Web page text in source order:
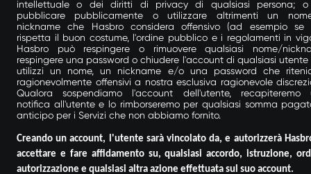
intellettuale o dei diritti di privacy di qualsiasi persona; o
pubblicare pubblicamente o utilizzare altrimenti un
nickname che Hasbro considera offensivo (ad esempio se
rispetta il buon costume, l'ordine pubblico e i regolamenti in
Hasbro può respingere o rimuovere qualsiasi nome/
respingere una password o chiudere l'account di qualsiasi utente
utilizzi un nome, un nickname e/o una password che
ragionevolmente offensivi a nostra esclusiva ragionevole
Qualora sospendiamo l'account dell'utente, recapiteremo
notifica all'utente e lo rimborseremo per qualsiasi somma
anticipo per i Servizi che non abbiamo fornito.
Creando un account, l'utente sarà vincolato da, e autorizzerà
accettare e fare affidamento su, qualsiasi accordo, istruzione,
autorizzazione e qualsiasi altra azione effettuata sul suo account.